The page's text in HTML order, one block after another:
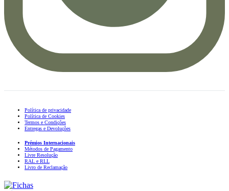
Política de privacidade
Política de Cookies
Termos e Condições
Entregas e Devoluções
Prémios Internacionais
Métodos de Pagamento
Livre Resolução
RAL e RLL
Livro de Reclamação